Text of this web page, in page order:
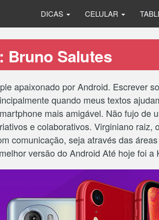
DICAS CELULAR
Bruno Salutes
apaixonado por Android. Escrever
quando meus textos
mais amigável. Não fujo de
e colaborativos. Virginiano raiz,
comunicação, seja através das
versão do Android Até hoje foi a